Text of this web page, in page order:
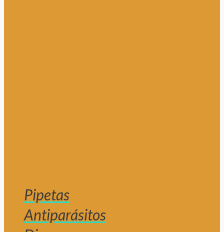
Pipetas
Antiparásitos